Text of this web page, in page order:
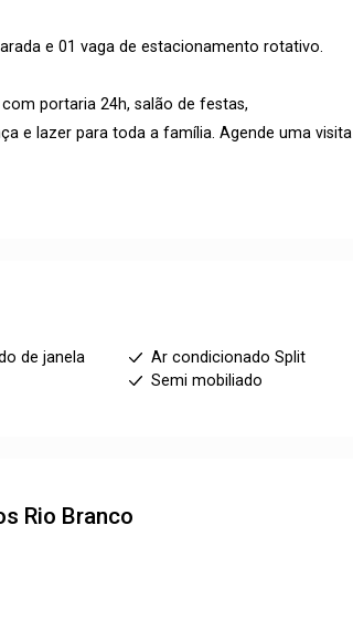
e 01 vaga de estacionamento rotativo.
portaria 24h, salão de festas,
e lazer para toda a família. Agende uma visita
de janela
Ar condicionado Split
Semi mobiliado
Rio Branco